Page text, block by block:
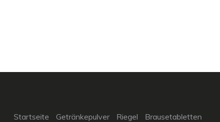
Startseite Getränkepulver Riegel
Brausetabletten